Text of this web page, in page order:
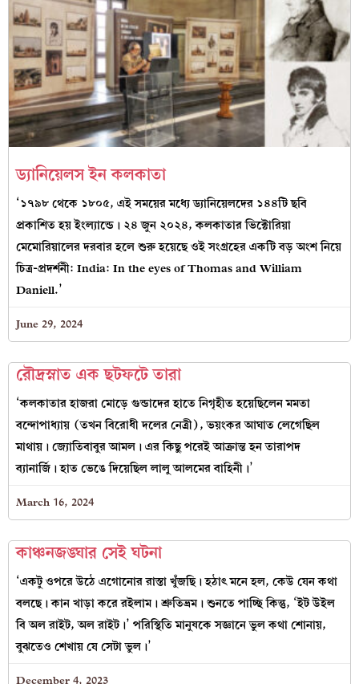
ড্যানিয়েলস ইন কলকাতা
‘১৭৯৮ থেকে ১৮০৫, এই সময়ের মধ্যে ড্যানিয়েলদের ১৪৪টি ছবি
প্রকাশিত হয় ইংল্যান্ডে। ২৪ জুন ২০২৪, কলকাতার ভিক্টোরিয়া
মেমোরিয়ালের দরবার হলে শুরু হয়েছে ওই সংগ্রহের একটি বড় অংশ নিয়ে
চিত্র-প্রদর্শনী: India: In the eyes of Thomas and William
Daniell.’
June 29, 2024
রৌদ্রস্নাত এক ছটফটে তারা
‘কলকাতার হাজরা মোড়ে গুন্ডাদের হাতে নিগৃহীত হয়েছিলেন মমতা
বন্দোপাধ্যায় (তখন বিরোধী দলের নেত্রী), ভয়ংকর আঘাত লেগেছিল
মাথায়। জ্যোতিবাবুর আমল। এর কিছু পরেই আক্রান্ত হন তারাপদ
ব্যানার্জি। হাত ভেঙে দিয়েছিল লালু আলমের বাহিনী।’
March 16, 2024
কাঞ্চনজঙ্ঘার সেই ঘটনা
‘একটু ওপরে উঠে এগোনোর রাস্তা খুঁজছি। হঠাৎ মনে হল, কেউ যেন কথা
বলছে। কান খাড়া করে রইলাম। শ্রুতিভ্রম। শুনতে পাচ্ছি কিন্তু, ‘ইট উইল
বি অল রাইট, অল রাইট।’ পরিস্থিতি মানুষকে সজ্ঞানে ভুল কথা শোনায়,
বুঝতেও শেখায় যে সেটা ভুল।’